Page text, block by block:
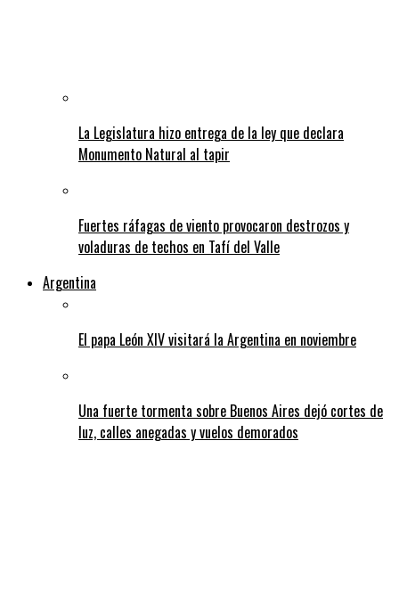
La Legislatura hizo entrega de la ley que declara
Monumento Natural al tapir
Fuertes ráfagas de viento provocaron destrozos y
voladuras de techos en Tafí del Valle
Argentina
El papa León XIV visitará la Argentina en noviembre
Una fuerte tormenta sobre Buenos Aires dejó cortes de
luz, calles anegadas y vuelos demorados